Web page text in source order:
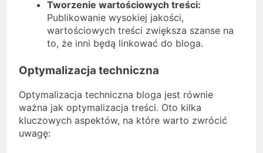
Tworzenie wartościowych treści:
Publikowanie wysokiej jakości,
wartościowych treści zwiększa szanse na
to, że inni będą linkować do bloga.
Optymalizacja techniczna
Optymalizacja techniczna bloga jest równie
ważna jak optymalizacja treści. Oto kilka
kluczowych aspektów, na które warto zwrócić
uwagę: